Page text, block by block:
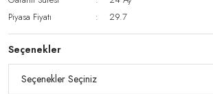
Piyasa Fiyatı
29.7
Seçenekler